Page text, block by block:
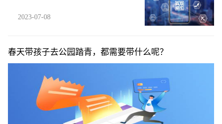
2023-07-08
春天带孩子去公园踏青，都需要带什么呢？